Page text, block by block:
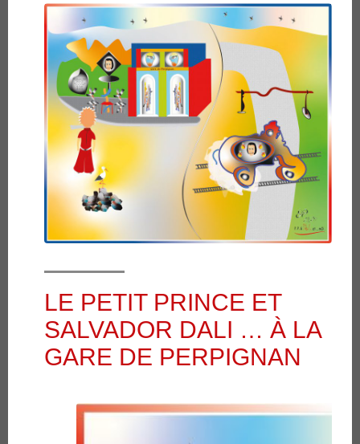
LE PETIT PRINCE ET
SALVADOR DALI … À LA
GARE DE PERPIGNAN